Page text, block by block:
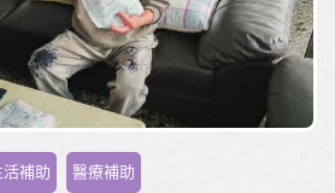
活補助 醫療補助